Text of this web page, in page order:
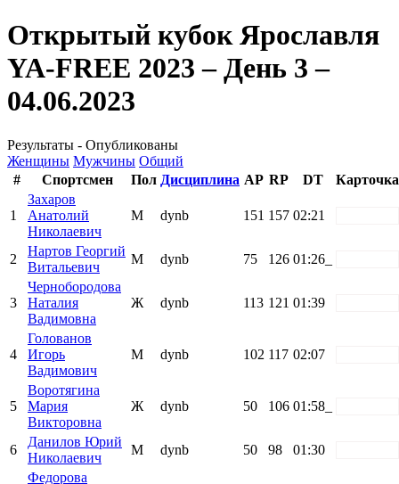
Открытый кубок Ярославля
YA-FREE 2023 – День 3 –
04.06.2023
Результаты - Опубликованы
Женщины Мужчины Общий
#
Спортсмен Пол Дисциплина AP RP DT Карточка
1
Захаров
Анатолий
Николаевич
М dynb 151 157 02:21
2
Нартов Георгий
Витальевич
М dynb 75 126 01:26_
3
Чернобородова
Наталия
Вадимовна
Ж dynb 113 121 01:39
4
Голованов
Игорь
Вадимович
М dynb 102 117 02:07
5
Воротягина
Мария
Викторовна
Ж dynb 50 106 01:58_
6
Данилов Юрий
Николаевич
М dynb 50 98 01:30
Федорова